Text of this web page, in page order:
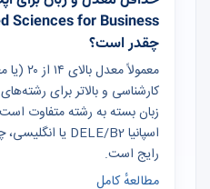
Sciences for Business
چقدر است؟
کارشناسی و بالاتر برای
رایج است.
مطالعهٔ کامل